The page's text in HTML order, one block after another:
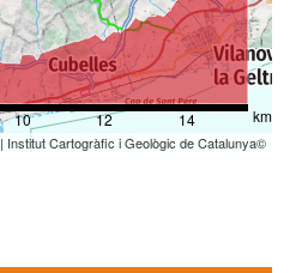
10 12 14 km
| Institut Cartogràfic i Geològic de Catalunya©